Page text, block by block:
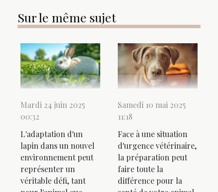
Sur le même sujet
Mardi 24 juin 2025
00:32
L'adaptation d'un
lapin dans un nouvel
environnement peut
représenter un
véritable défi, tant
Samedi 10 mai 2025
11:18
Face à une situation
d'urgence vétérinaire,
la préparation peut
faire toute la
différence pour la